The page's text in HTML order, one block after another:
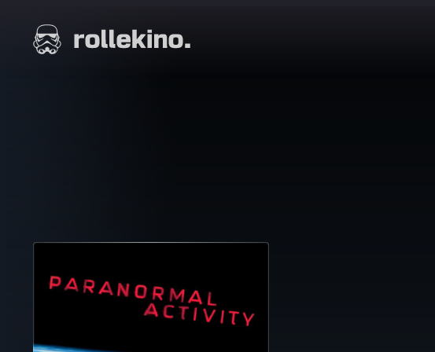
suoraan
sisältöön
Elokuvat ja elokuva-arviot | Rollekino.fi